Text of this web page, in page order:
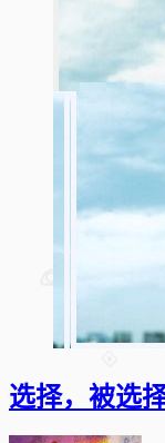
选择，被选